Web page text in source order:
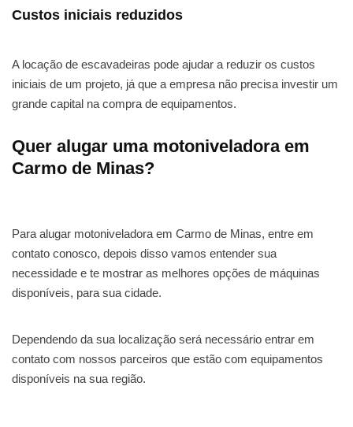
Custos iniciais reduzidos
A locação de escavadeiras pode ajudar a reduzir os custos
iniciais de um projeto, já que a empresa não precisa investir um
grande capital na compra de equipamentos.
Quer alugar uma motoniveladora em
Carmo de Minas?
Para alugar motoniveladora em Carmo de Minas, entre em
contato conosco, depois disso vamos entender sua
necessidade e te mostrar as melhores opções de máquinas
disponíveis, para sua cidade.
Dependendo da sua localização será necessário entrar em
contato com nossos parceiros que estão com equipamentos
disponíveis na sua região.